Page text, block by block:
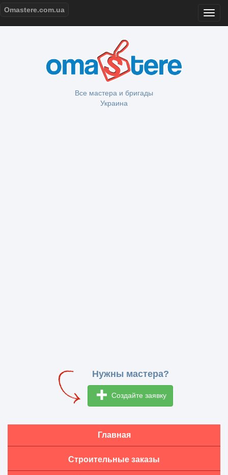
Omastere.com.ua
Все мастера и бригады
Украина
Нужны мастера?
Создайте заявку
Главная
Строительные заказы